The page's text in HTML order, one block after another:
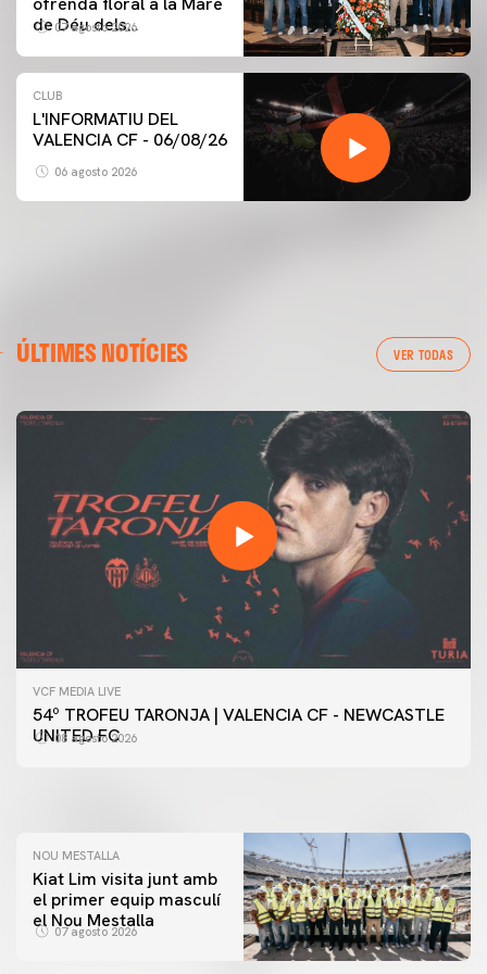
de Déu dels
07 agosto 2026
CLUB
L'INFORMATIU DEL
VALENCIA CF - 06/08/26
06 agosto 2026
ÚLTIMES NOTÍCIES VER TODAS
VCF MEDIA LIVE
54º TROFEU TARONJA | VALENCIA CF - NEWCASTLE
UNITED FC
08 agosto 2026
PRIMER EQUIP
📸 #ValenciaNUFC
PRIMER EQUIP
MESTALLA 📍
NOU MESTALLA
Kiat Lim visita junt amb
el primer equip masculí
el Nou Mestalla
07 agosto 2026